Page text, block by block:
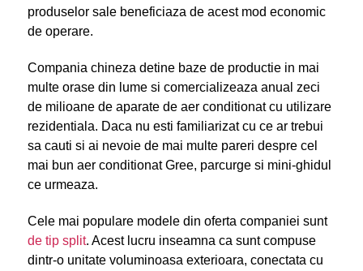
produselor sale beneficiaza de acest mod economic
de operare.
Compania chineza detine baze de productie in mai
multe orase din lume si comercializeaza anual zeci
de milioane de aparate de aer conditionat cu utilizare
rezidentiala. Daca nu esti familiarizat cu ce ar trebui
sa cauti si ai nevoie de mai multe pareri despre cel
mai bun aer conditionat Gree, parcurge si mini-ghidul
ce urmeaza.
Cele mai populare modele din oferta companiei sunt
de tip split. Acest lucru inseamna ca sunt compuse
dintr-o unitate voluminoasa exterioara, conectata cu